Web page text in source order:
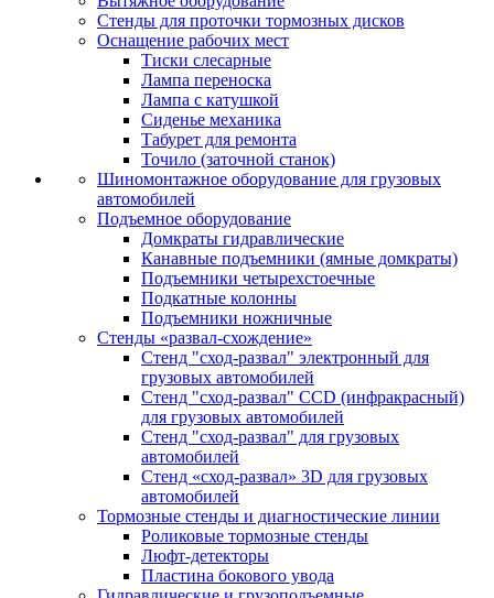
Стенды для проточки тормозных дисков
Оснащение рабочих мест
Тиски слесарные
Лампа переноска
Лампа с катушкой
Сиденье механика
Табурет для ремонта
Точило (заточной станок)
Шиномонтажное оборудование для грузовых
автомобилей
Подъемное оборудование
Домкраты гидравлические
Канавные подъемники (ямные домкраты)
Подъемники четырехстоечные
Подкатные колонны
Подъемники ножничные
Стенды «развал-схождение»
Стенд "сход-развал" электронный для
грузовых автомобилей
Стенд "сход-развал" CCD (инфракрасный)
для грузовых автомобилей
Стенд "сход-развал" для грузовых
автомобилей
Стенд «сход-развал» 3D для грузовых
автомобилей
Тормозные стенды и диагностические линии
Роликовые тормозные стенды
Люфт-детекторы
Пластина бокового увода